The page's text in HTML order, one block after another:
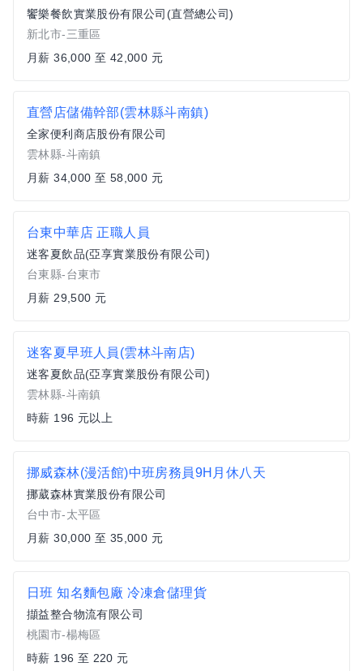
饗樂餐飲實業股份有限公司(直營總公司)
新北市-三重區
月薪 36,000 至 42,000 元
直營店儲備幹部(雲林縣斗南鎮)
全家便利商店股份有限公司
雲林縣-斗南鎮
月薪 34,000 至 58,000 元
台東中華店 正職人員
迷客夏飲品(亞享實業股份有限公司)
台東縣-台東市
月薪 29,500 元
迷客夏早班人員(雲林斗南店)
迷客夏飲品(亞享實業股份有限公司)
雲林縣-斗南鎮
時薪 196 元以上
挪威森林(漫活館)中班房務員9H月休八天
挪葳森林實業股份有限公司
台中市-太平區
月薪 30,000 至 35,000 元
日班 知名麵包廠 冷凍倉儲理貨
擷益整合物流有限公司
桃園市-楊梅區
時薪 196 至 220 元